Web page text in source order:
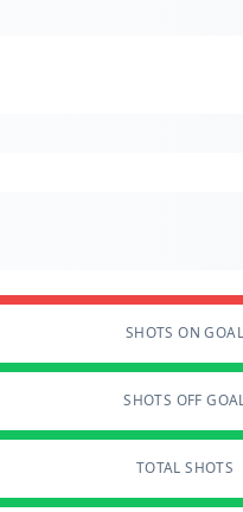
SHOTS ON GOAL
SHOTS OFF GOAL
TOTAL SHOTS